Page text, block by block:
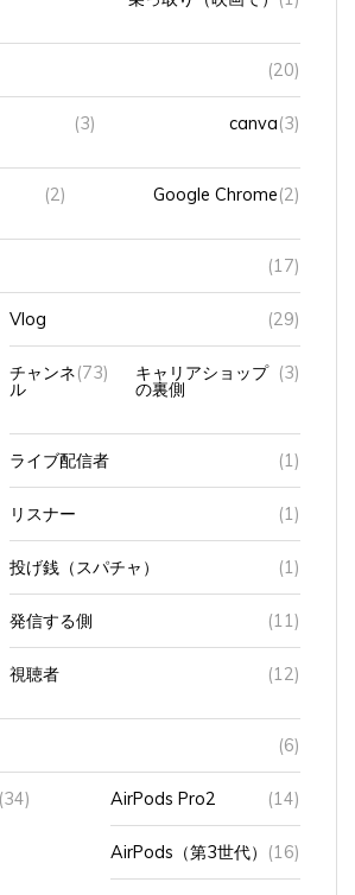
(20)
(3) (3)
(2) Google Chrome (2)
(17)
Vlog (29)
チャンネ
ル
(73) キャリアショップ
の裏側
(3)
ライブ配信者 (1)
リスナー (1)
投げ銭（スパチャ） (1)
発信する側 (11)
視聴者 (12)
(6)
(34) AirPods Pro2 (14)
AirPods（第3世代） (16)